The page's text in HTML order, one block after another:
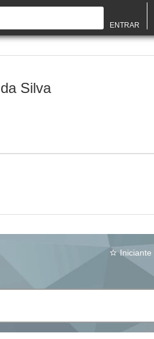
ENTRAR
Silva
star_border Iniciante